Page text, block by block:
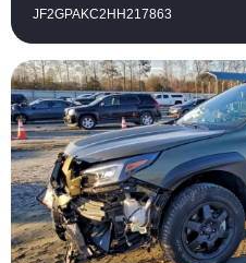
JF2GPAKC2HH217863